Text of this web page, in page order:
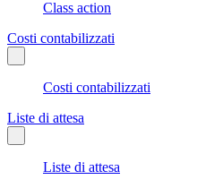
Class action
Costi contabilizzati
Costi contabilizzati
Liste di attesa
Liste di attesa